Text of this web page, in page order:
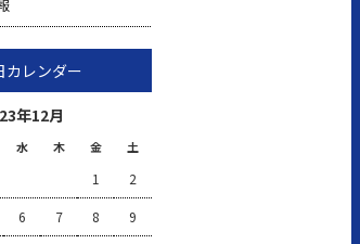
カレンダー
年12月
水 木 金 土
1 2
6 7 8 9